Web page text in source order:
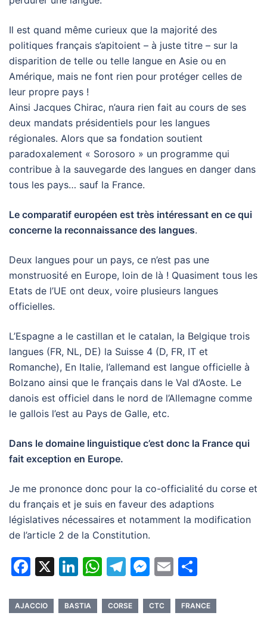
Il est quand même curieux que la majorité des
politiques français s’apitoient – à juste titre – sur la
disparition de telle ou telle langue en Asie ou en
Amérique, mais ne font rien pour protéger celles de
leur propre pays !
Ainsi Jacques Chirac, n’aura rien fait au cours de ses
deux mandats présidentiels pour les langues
régionales. Alors que sa fondation soutient
paradoxalement « Sorosoro » un programme qui
contribue à la sauvegarde des langues en danger dans
tous les pays… sauf la France.
Le comparatif européen est très intéressant en ce qui
concerne la reconnaissance des langues.
Deux langues pour un pays, ce n’est pas une
monstruosité en Europe, loin de là ! Quasiment tous les
Etats de l’UE ont deux, voire plusieurs langues
officielles.
L’Espagne a le castillan et le catalan, la Belgique trois
langues (FR, NL, DE) la Suisse 4 (D, FR, IT et
Romanche), En Italie, l’allemand est langue officielle à
Bolzano ainsi que le français dans le Val d’Aoste. Le
danois est officiel dans le nord de l’Allemagne comme
le gallois l’est au Pays de Galle, etc.
Dans le domaine linguistique c’est donc la France qui
fait exception en Europe.
Je me prononce donc pour la co-officialité du corse et
du français et je suis en faveur des adaptions
législatives nécessaires et notamment la modification
de l’article 2 de la Constitution.
Facebook
X LinkedIn
WhatsApp
Telegram
Messenger
Email
AJACCIO BASTIA CORSE CTC FRANCE